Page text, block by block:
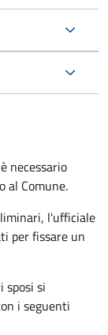
necessario
al Comune.
l'ufficiale
per fissare un
sposi si
i seguenti